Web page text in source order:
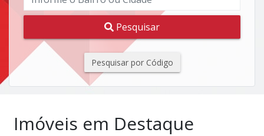
Pesquisar
Pesquisar por Código
Imóveis em Destaque